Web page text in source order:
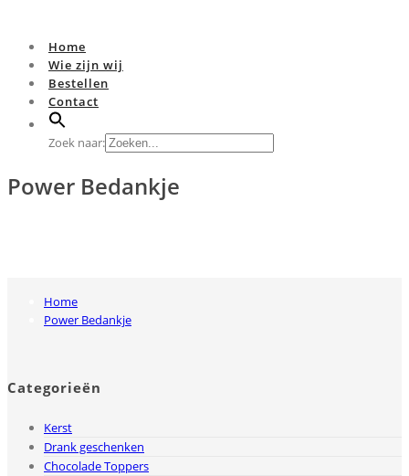
Home
Wie zijn wij
Bestellen
Contact
Zoek naar:
Power Bedankje
Home
Power Bedankje
Categorieën
Kerst
Drank geschenken
Chocolade Toppers